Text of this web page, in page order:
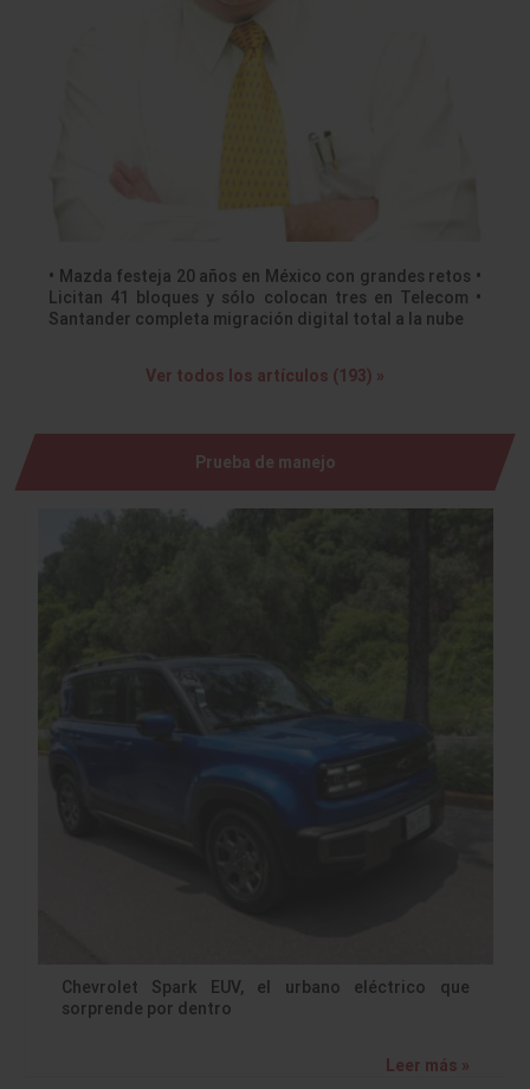
• Mazda festeja 20 años en México con grandes retos •
Licitan 41 bloques y sólo colocan tres en Telecom •
Santander completa migración digital total a la nube
Ver todos los artículos (193) »
Prueba de manejo
Chevrolet Spark EUV, el urbano eléctrico que
sorprende por dentro
Leer más »